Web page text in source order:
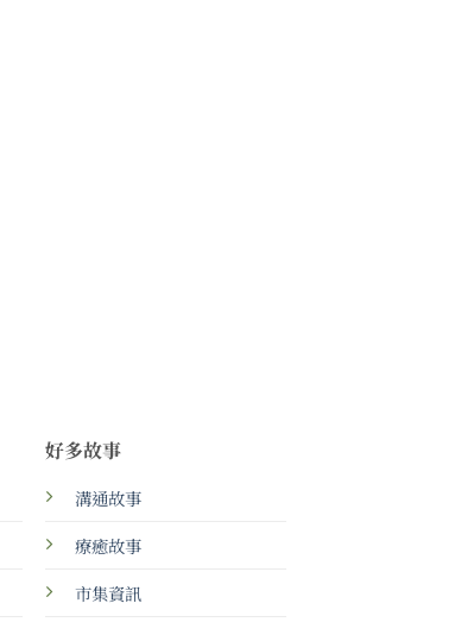
好多故事
溝通故事
療癒故事
市集資訊